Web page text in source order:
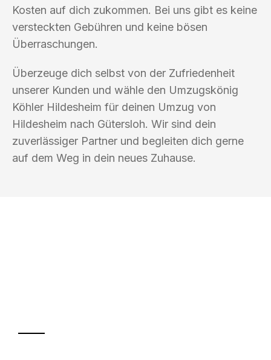
Kosten auf dich zukommen. Bei uns gibt es keine
versteckten Gebühren und keine bösen
Überraschungen.
Überzeuge dich selbst von der Zufriedenheit
unserer Kunden und wähle den Umzugskönig
Köhler Hildesheim für deinen Umzug von
Hildesheim nach Gütersloh. Wir sind dein
zuverlässiger Partner und begleiten dich gerne
auf dem Weg in dein neues Zuhause.